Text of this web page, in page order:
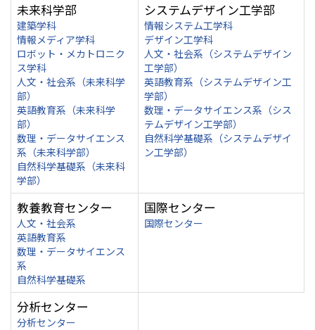
未来科学部
建築学科
情報メディア学科
ロボット・メカトロニク
ス学科
人文・社会系（未来科学
部）
英語教育系（未来科学
部）
数理・データサイエンス
系（未来科学部）
自然科学基礎系（未来科
学部）
システムデザイン工学部
情報システム工学科
デザイン工学科
人文・社会系（システムデザイン
工学部）
英語教育系（システムデザイン工
学部）
数理・データサイエンス系（シス
テムデザイン工学部）
自然科学基礎系（システムデザイ
ン工学部）
教養教育センター
人文・社会系
英語教育系
数理・データサイエンス
系
自然科学基礎系
国際センター
国際センター
分析センター
分析センター